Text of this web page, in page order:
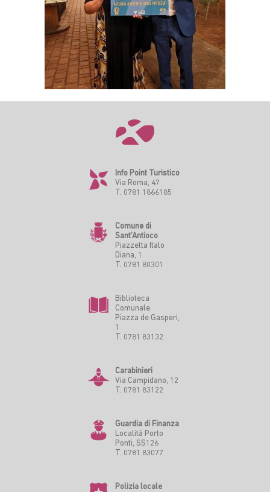
Info Point Turistico
Via Roma, 47
T. 0781 1866185
Comune di
Sant’Antioco
Piazzetta Italo
Diana, 1
T. 0781 80301
Biblioteca
Comunale
Piazza de Gasperi,
1
T. 0781 83132
Carabinieri
Via Campidano, 12
T. 0781 83122
Guardia di Finanza
Località Porto
Ponti, SS126
T. 0781 83077
Polizia locale